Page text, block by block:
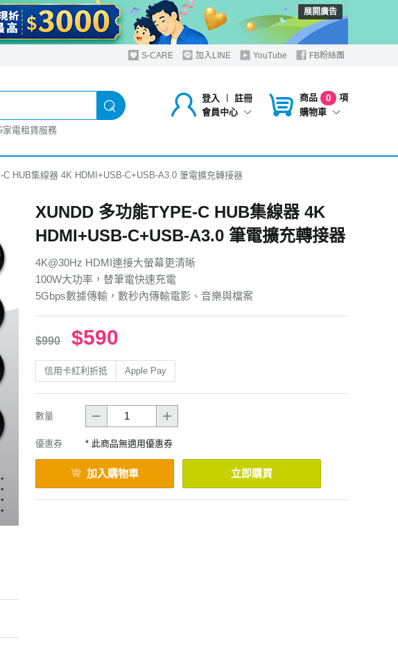
展開廣告
S-CARE 加入LINE YouTube FB粉絲團
登入 ︱
註冊
會員中心
商品 0
項
購物車
家電租賃服務
C HUB集線器 4K HDMI+USB-C+USB-A3.0 筆電擴充轉接器
XUNDD 多功能TYPE-C HUB集線器 4K
HDMI+USB-C+USB-A3.0 筆電擴充轉接器
4K@30Hz HDMI連接大螢幕更清晰
100W大功率，替筆電快速充電
5Gbps數據傳輸，數秒內傳輸電影、音樂與檔案
$990 $590
信用卡紅利折抵 Apple Pay
數量
優惠券 * 此商品無適用優惠券
加入購物車 立即購買